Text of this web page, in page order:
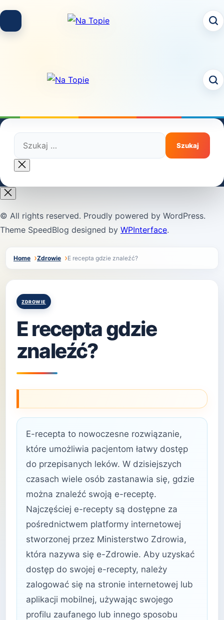
content
Szukaj:
Close
search
© All rights reserved. Proudly powered by WordPress.
Theme SpeedBlog designed by WPInterface.
Home Zdrowie E recepta gdzie znaleźć?
Posted
ZDROWIE
E recepta gdzie
znaleźć?
E-recepta to nowoczesne rozwiązanie,
które umożliwia pacjentom łatwy dostęp
do przepisanych leków. W dzisiejszych
czasach wiele osób zastanawia się, gdzie
można znaleźć swoją e-receptę.
Najczęściej e-recepty są dostępne za
pośrednictwem platformy internetowej
stworzonej przez Ministerstwo Zdrowia,
która nazywa się e-Zdrowie. Aby uzyskać
dostęp do swojej e-recepty, należy
zalogować się na stronie internetowej lub
aplikacji mobilnej, używając swojego
profilu zaufanego lub innego sposobu